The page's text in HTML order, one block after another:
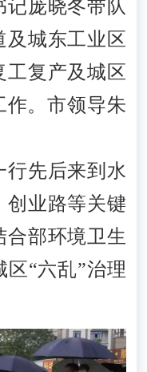
庞晓冬带队
城东工业区
复产及城区
作。市领导朱
先后来到水
创业路等关键
合部环境卫生
“六乱”治理